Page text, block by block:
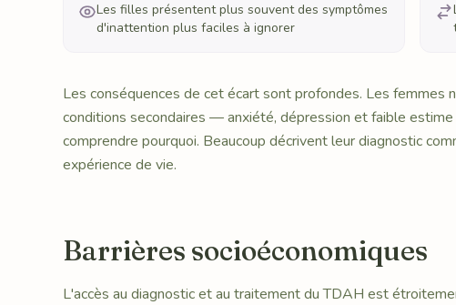
Les filles présentent plus souvent des symptômes
d'inattention plus faciles à ignorer
Les conséquences de cet écart sont profondes. Les
conditions secondaires — anxiété, dépression et faible
comprendre pourquoi. Beaucoup décrivent leur diagnostic
expérience de vie.
Barrières socioéconomiques
L'accès au diagnostic et au traitement du TDAH est